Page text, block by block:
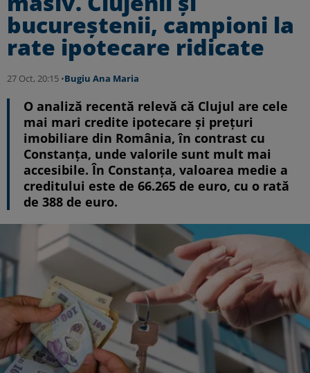
bucureștenii, campioni la
rate ipotecare ridicate
27 Oct, 20:15 •Bugiu ⁠Ana Maria
O analiză recentă relevă că Clujul are cele
mai mari credite ipotecare și prețuri
imobiliare din România, în contrast cu
Constanța, unde valorile sunt mult mai
accesibile. În Constanța, valoarea medie a
creditului este de 66.265 de euro, cu o rată
de 388 de euro.